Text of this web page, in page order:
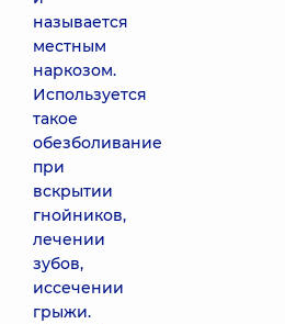
называется
местным
наркозом.
Используется
такое
обезболивание
при
вскрытии
гнойников,
лечении
зубов,
иссечении
грыжи.